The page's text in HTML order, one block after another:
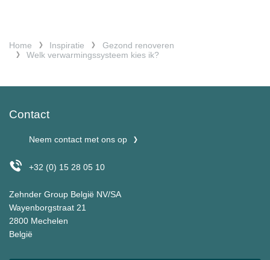
Home Inspiratie
Gezond renoveren
Welk verwarmingssysteem kies ik?
Contact
Neem contact met ons op
+32 (0) 15 28 05 10
Zehnder Group België NV/SA
Wayenborgstraat 21
2800 Mechelen
België